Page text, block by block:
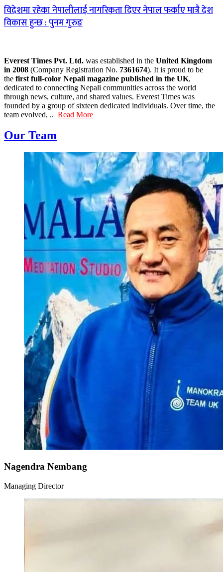
विदेशमा रहेका नेपालीलाई नागरिकता दिएर नेपाल फर्काए मात्रै देश
विकास हुन्छ : पुनम गुरुङ
Everest Times Pvt. Ltd. was established in the United Kingdom
in 2008 (Company Registration No. 7361674). It is proud to be
the first full-color Nepali magazine published in the UK,
dedicated to connecting Nepali communities across the world
through news, culture, and shared values. Everest Times was
founded by a group of sixteen dedicated individuals. Over time, the
team evolved, .. Read More
Our Team
Nagendra Nembang
Managing Director